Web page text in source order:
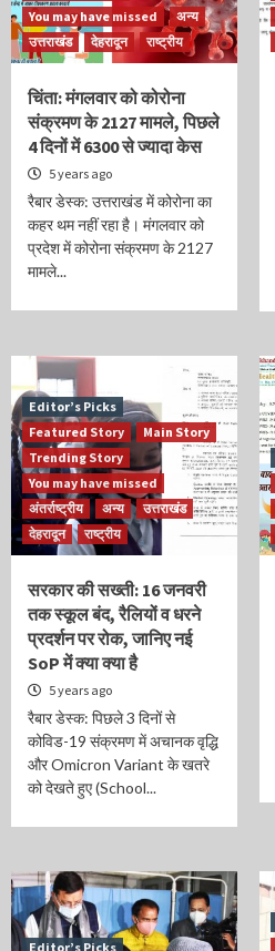
You may have missed
अन्य
उत्तराखंड
देहरादून राष्ट्रीय
चिंता: मंगलवार को कोरोना
संक्रमण के 2127 मामले, पिछले
4 दिनों में 6300 से ज्यादा केस
5 years ago
रैबार डेस्क: उत्तराखंड में कोरोना का
कहर थम नहीं रहा है। मंगलवार को
प्रदेश में कोरोना संक्रमण के 2127
मामले...
Editor’s Picks
Featured Story
Main Story
Trending Story
You may have missed
अंतर्राष्ट्रीय
अन्य
उत्तराखंड
देहरादून
राष्ट्रीय
सरकार की सख्ती: 16 जनवरी
तक स्कूल बंद, रैलियों व धरने
प्रदर्शन पर रोक, जानिए नई
SoP में क्या क्या है
5 years ago
रैबार डेस्क: पिछले 3 दिनों से
कोविड-19 संक्रमण में अचानक वृद्धि
और Omicron Variant के खतरे
को देखते हुए (School...
Editor’s Picks